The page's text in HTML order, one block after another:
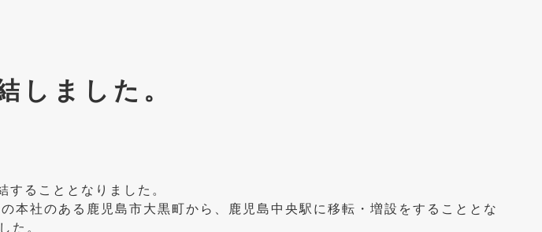
しました。
ることとなりました。
本社のある鹿児島市大黒町から、鹿児島中央駅に移転・増設をすることとな
た。